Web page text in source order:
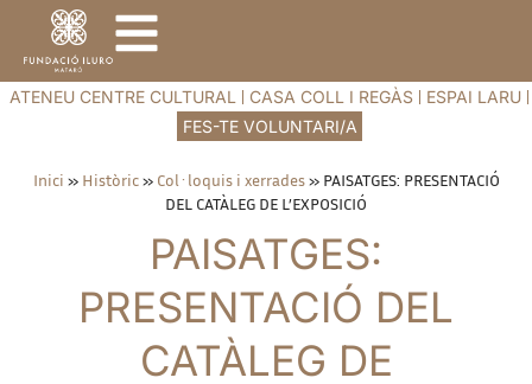
ATENEU CENTRE CULTURAL CASA COLL I REGÀS
ESPAI LARU
FES-TE VOLUNTARI/A
Inici » Històric» Col·loquis i xerrades» PAISATGES: PRESENTACIÓ
DEL CATÀLEG DE L’EXPOSICIÓ
PAISATGES:
PRESENTACIÓ DEL
CATÀLEG DE